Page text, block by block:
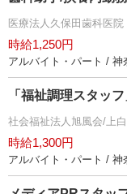
医療法人久保田歯科医院
時給1,250円
アルバイト・パート / 神
「福祉調理スタッ
社会福祉法人旭風会/上
時給1,300円
アルバイト・パート / 神